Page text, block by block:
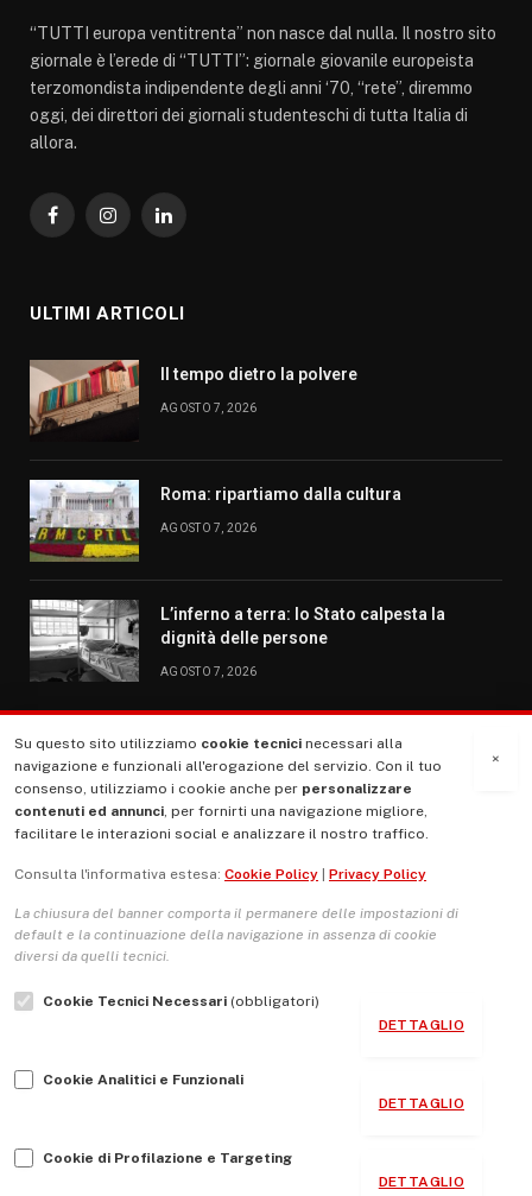
“TUTTI europa ventitrenta” non nasce dal nulla. Il nostro sito
giornale è l’erede di “TUTTI”: giornale giovanile europeista
terzomondista indipendente degli anni ‘70, “rete”, diremmo
oggi, dei direttori dei giornali studenteschi di tutta Italia di
allora.
FacebookInstagramLinkedIn
ULTIMI ARTICOLI
Il tempo dietro la polvere
AGOSTO 7, 2026
Roma: ripartiamo dalla cultura
AGOSTO 7, 2026
L’inferno a terra: lo Stato calpesta la
dignità delle persone
AGOSTO 7, 2026
MENU
La Nostra Storia
Le Copertine
L’Associazione
Indirizzo Socio Politico Culturale
Guida per le autrici e gli autori
×
Su questo sito utilizziamo cookie tecnici necessari alla
navigazione e funzionali all'erogazione del servizio. Con il tuo
consenso, utilizziamo i cookie anche per personalizzare
contenuti ed annunci, per fornirti una navigazione migliore,
facilitare le interazioni social e analizzare il nostro traffico.
Consulta l'informativa estesa: Cookie Policy Privacy Policy
La chiusura del banner comporta il permanere delle impostazioni di
default e la continuazione della navigazione in assenza di cookie
diversi da quelli tecnici.
Cookie Tecnici Necessari (obbligatori)
DETTAGLIO
Cookie Analitici e Funzionali
DETTAGLIO
Cookie di Profilazione e Targeting
DETTAGLIO